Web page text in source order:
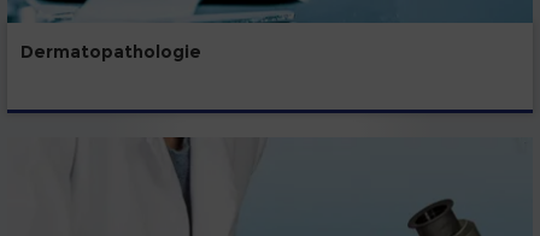
Dermatopathologie